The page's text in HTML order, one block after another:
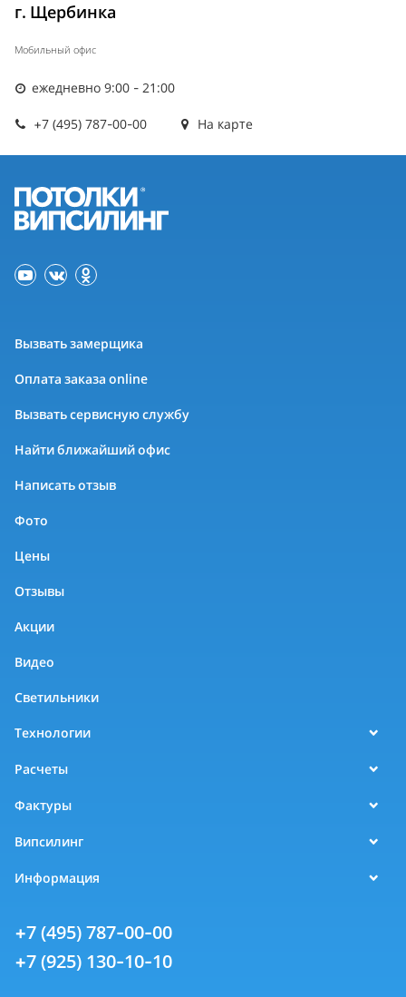
г. Щербинка
Мобильный офис
ежедневно 9:00 - 21:00
+7 (495) 787-00-00 На карте
Вызвать замерщика
Оплата заказа online
Вызвать сервисную службу
Найти ближайший офис
Написать отзыв
Фото
Цены
Отзывы
Акции
Видео
Светильники
Технологии
Расчеты
Фактуры
Випсилинг
Информация
+7 (495) 787-00-00
+7 (925) 130-10-10